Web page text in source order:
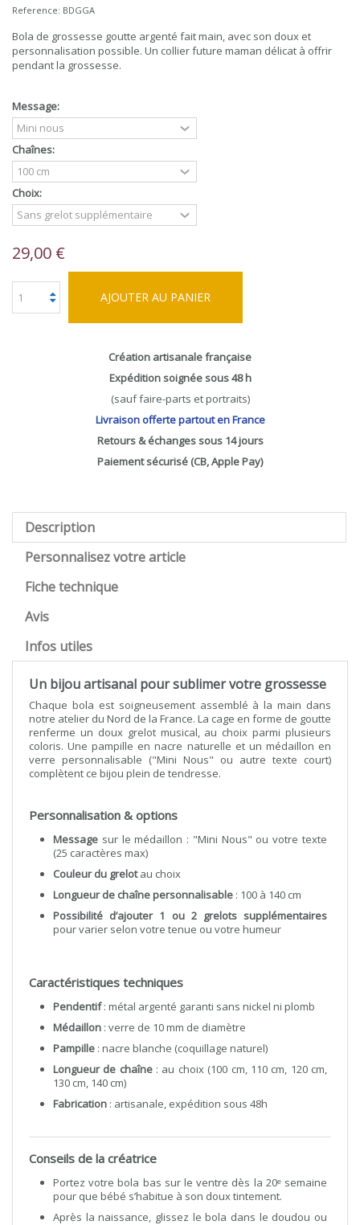
Reference: BDGGA
Bola de grossesse goutte argenté fait main, avec son doux et
personnalisation possible. Un collier future maman délicat à offrir
pendant la grossesse.
Message:
Chaînes:
Choix:
29,00 €
AJOUTER AU PANIER
Création artisanale française
Expédition soignée sous 48 h
(sauf faire-parts et portraits)
Livraison offerte partout en France
Retours & échanges sous 14 jours
Paiement sécurisé (CB, Apple Pay)
Description
Personnalisez votre article
Fiche technique
Avis
Infos utiles
Un bijou artisanal pour sublimer votre grossesse
Chaque bola est soigneusement assemblé à la main dans
notre atelier du Nord de la France. La cage en forme de goutte
renferme un doux grelot musical, au choix parmi plusieurs
coloris. Une pampille en nacre naturelle et un médaillon en
verre personnalisable ("Mini Nous" ou autre texte court)
complètent ce bijou plein de tendresse.
Personnalisation & options
Message sur le médaillon : "Mini Nous" ou votre texte
(25 caractères max)
Couleur du grelotau choix
Longueur de chaîne personnalisable : 100 à 140 cm
Possibilité d’ajouter 1 ou 2 grelots supplémentaires
pour varier selon votre tenue ou votre humeur
Caractéristiques techniques
Pendentif: métal argenté garanti sans nickel ni plomb
Médaillon : verre de 10 mm de diamètre
Pampille : nacre blanche (coquillage naturel)
Longueur de chaîne: au choix (100 cm, 110 cm, 120 cm,
130 cm, 140 cm)
Fabrication : artisanale, expédition sous 48h
Conseils de la créatrice
Portez votre bola bas sur le ventre dès la 20ᵉ semaine
pour que bébé s’habitue à son doux tintement.
Après la naissance, glissez le bola dans le doudou ou